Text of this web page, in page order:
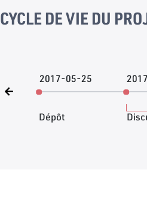
CYCLE DE VIE DU
2017-05-25
Dépôt